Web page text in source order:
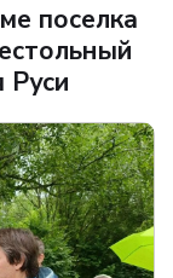
поселка